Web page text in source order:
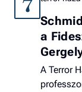
7
a
A Terror